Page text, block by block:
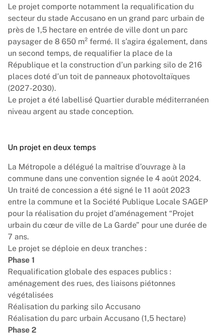
Le projet comporte notamment la requalification du
secteur du stade Accusano en un grand parc urbain de
près de 1,5 hectare en entrée de ville dont un parc
paysager de 8 650 m² fermé. Il s’agira également, dans
un second temps, de requalifier la place de la
République et la construction d’un parking silo de 216
places doté d’un toit de panneaux photovoltaïques
(2027-2030).
Le projet a été labellisé Quartier durable méditerranéen
niveau argent au stade conception.
Un projet en deux temps
La Métropole a délégué la maîtrise d’ouvrage à la
commune dans une convention signée le 4 août 2024.
Un traité de concession a été signé le 11 août 2023
entre la commune et la Société Publique Locale SAGEP
pour la réalisation du projet d’aménagement “Projet
urbain du cœur de ville de La Garde” pour une durée de
7 ans.
Le projet se déploie en deux tranches :
Phase 1
Requalification globale des espaces publics :
aménagement des rues, des liaisons piétonnes
végétalisées
Réalisation du parking silo Accusano
Réalisation du parc urbain Accusano (1,5 hectare)
Phase 2